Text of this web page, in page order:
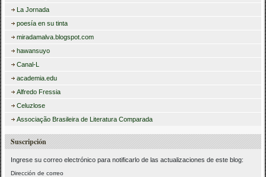
La Jornada
poesía en su tinta
miradamalva.blogspot.com
hawansuyo
Canal-L
academia.edu
Alfredo Fressia
Celuzlose
Associação Brasileira de Literatura Comparada
Suscripción
Ingrese su correo electrónico para notificarlo de las actualizaciones de este blog:
Dirección de correo